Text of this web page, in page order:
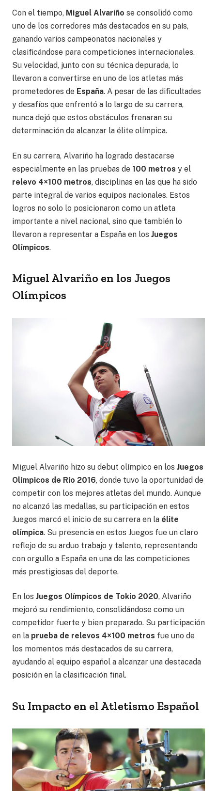
Con el tiempo, Miguel Alvariño se consolidó como
uno de los corredores más destacados en su país,
ganando varios campeonatos nacionales y
clasificándose para competiciones internacionales.
Su velocidad, junto con su técnica depurada, lo
llevaron a convertirse en uno de los atletas más
prometedores de España. A pesar de las dificultades
y desafíos que enfrentó a lo largo de su carrera,
nunca dejó que estos obstáculos frenaran su
determinación de alcanzar la élite olímpica.
En su carrera, Alvariño ha logrado destacarse
especialmente en las pruebas de 100 metros y el
relevo 4×100 metros, disciplinas en las que ha sido
parte integral de varios equipos nacionales. Estos
logros no solo lo posicionaron como un atleta
importante a nivel nacional, sino que también lo
llevaron a representar a España en los Juegos
Olímpicos.
Miguel Alvariño en los Juegos
Olímpicos
Miguel Alvariño hizo su debut olímpico en los Juegos
Olímpicos de Río 2016, donde tuvo la oportunidad de
competir con los mejores atletas del mundo. Aunque
no alcanzó las medallas, su participación en estos
Juegos marcó el inicio de su carrera en la élite
olímpica. Su presencia en estos Juegos fue un claro
reflejo de su arduo trabajo y talento, representando
con orgullo a España en una de las competiciones
más prestigiosas del deporte.
En los Juegos Olímpicos de Tokio 2020, Alvariño
mejoró su rendimiento, consolidándose como un
competidor fuerte y bien preparado. Su participación
en la prueba de relevos 4×100 metros fue uno de
los momentos más destacados de su carrera,
ayudando al equipo español a alcanzar una destacada
posición en la clasificación final.
Su Impacto en el Atletismo Español